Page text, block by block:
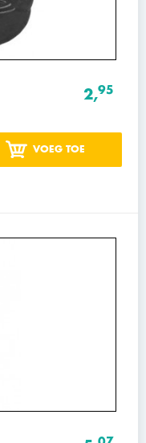
2,95
VOEG TOE